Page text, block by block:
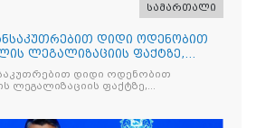
სამართალი
დიდი ოდენობით
ლეგალიზაციის ფაქტზე,
პ
დიდი ოდენობით
ლეგალიზაციის ფაქტზე,